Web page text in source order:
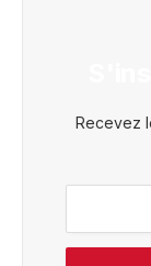
Recevez